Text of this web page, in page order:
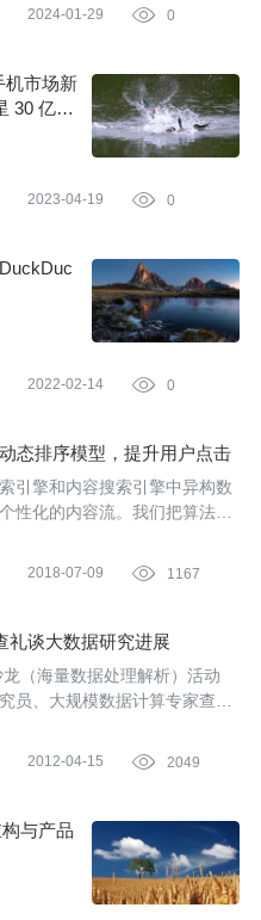
2024-01-29  0
机市场新
30 亿美
2023-04-19  0
2022-02-14  0
态排序模型，提升用户点击
引擎和内容搜索引擎中异构数
性化的内容流。我们把算法分
列表；2）同构的内容流内容
模型，在这个内容流类型
2018-07-09  1167
礼谈大数据研究进展
（海量数据处理解析）活动
员、大规模数据计算专家查礼
方向的研究情况，并谈到了
2012-04-15  2049
与产品